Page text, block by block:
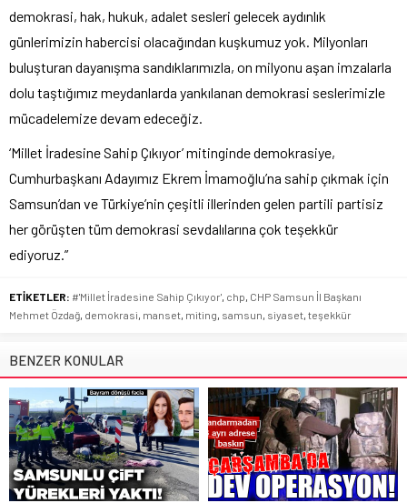
demokrasi, hak, hukuk, adalet sesleri gelecek aydınlık
günlerimizin habercisi olacağından kuşkumuz yok. Milyonları
buluşturan dayanışma sandıklarımızla, on milyonu aşan imzalarla
dolu taştığımız meydanlarda yankılanan demokrasi seslerimizle
mücadelemize devam edeceğiz.
‘Millet İradesine Sahip Çıkıyor’ mitinginde demokrasiye,
Cumhurbaşkanı Adayımız Ekrem İmamoğlu’na sahip çıkmak için
Samsun’dan ve Türkiye’nin çeşitli illerinden gelen partili partisiz
her görüşten tüm demokrasi sevdalılarına çok teşekkür
ediyoruz.”
ETİKETLER: #'Millet İradesine Sahip Çıkıyor' chp CHP Samsun İl Başkanı
Mehmet Özdağ demokrasi manset miting samsun siyaset teşekkür
BENZER KONULAR